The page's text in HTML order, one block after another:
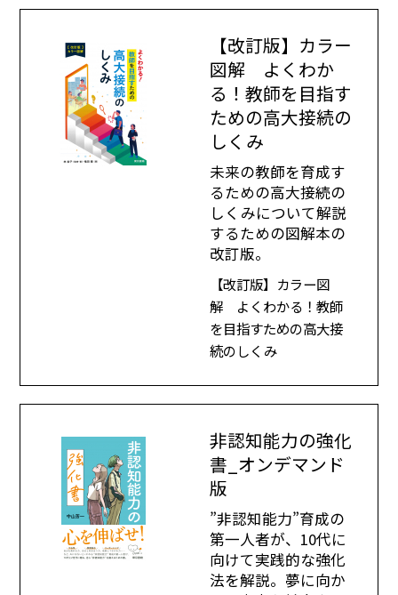
【改訂版】カラー
図解 よくわか
る！教師を目指す
ための高大接続の
しくみ
未来の教師を育成す
るための高大接続の
しくみについて解説
するための図解本の
改訂版。
【改訂版】カラー図
解 よくわかる！教師
を目指すための高大接
続のしくみ
非認知能力の強化
書_オンデマンド
版
”非認知能力”育成の
第一人者が、10代に
向けて実践的な強化
法を解説。夢に向か